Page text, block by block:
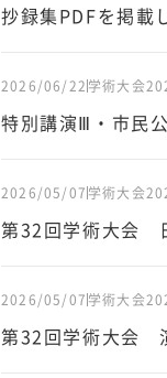
抄録集PDFを掲載
2026/06/22 学術大会
特別講演Ⅲ・市民
2026/05/07 学術大会
第32回学術大会
2026/05/07 学術大会
第32回学術大会